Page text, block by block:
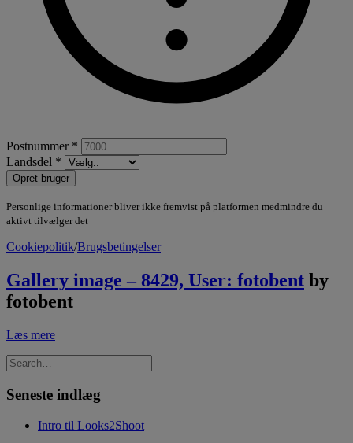
Postnummer *
Landsdel *
Opret bruger
Personlige informationer bliver ikke fremvist på platformen medmindre du
aktivt tilvælger det
Cookiepolitik/Brugsbetingelser
Gallery image – 8429, User: fotobent by
fotobent
Læs mere
Seneste indlæg
Intro til Looks2Shoot